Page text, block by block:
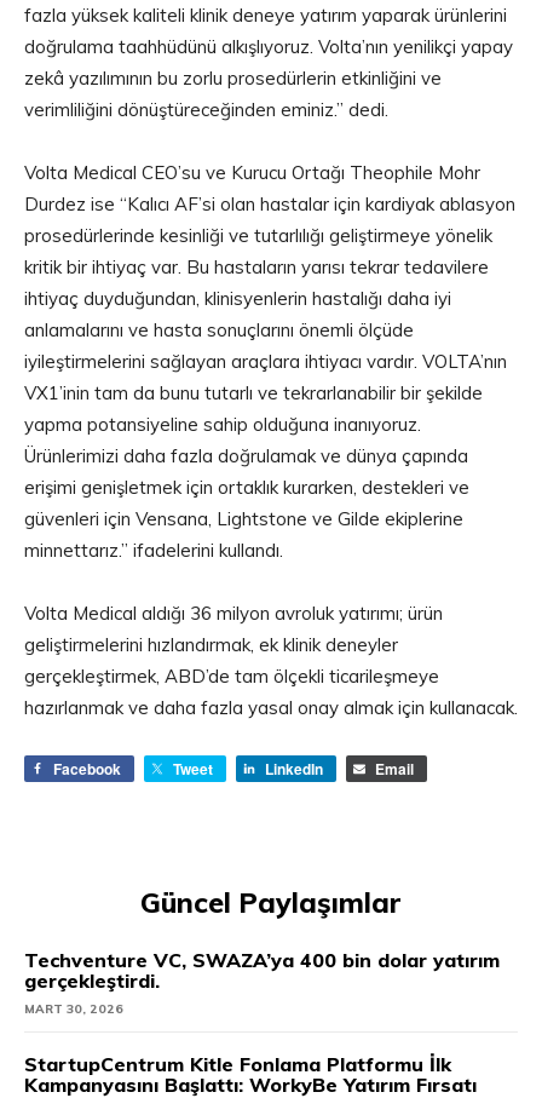
fazla yüksek kaliteli klinik deneye yatırım yaparak ürünlerini
doğrulama taahhüdünü alkışlıyoruz. Volta’nın yenilikçi yapay
zekâ yazılımının bu zorlu prosedürlerin etkinliğini ve
verimliliğini dönüştüreceğinden eminiz.” dedi.
Volta Medical CEO’su ve Kurucu Ortağı Theophile Mohr
Durdez ise “Kalıcı AF’si olan hastalar için kardiyak ablasyon
prosedürlerinde kesinliği ve tutarlılığı geliştirmeye yönelik
kritik bir ihtiyaç var. Bu hastaların yarısı tekrar tedavilere
ihtiyaç duyduğundan, klinisyenlerin hastalığı daha iyi
anlamalarını ve hasta sonuçlarını önemli ölçüde
iyileştirmelerini sağlayan araçlara ihtiyacı vardır. VOLTA’nın
VX1’inin tam da bunu tutarlı ve tekrarlanabilir bir şekilde
yapma potansiyeline sahip olduğuna inanıyoruz.
Ürünlerimizi daha fazla doğrulamak ve dünya çapında
erişimi genişletmek için ortaklık kurarken, destekleri ve
güvenleri için Vensana, Lightstone ve Gilde ekiplerine
minnettarız.” ifadelerini kullandı.
Volta Medical aldığı 36 milyon avroluk yatırımı; ürün
geliştirmelerini hızlandırmak, ek klinik deneyler
gerçekleştirmek, ABD’de tam ölçekli ticarileşmeye
hazırlanmak ve daha fazla yasal onay almak için kullanacak.
Facebook Tweet LinkedIn Email
Güncel Paylaşımlar
Techventure VC, SWAZA’ya 400 bin dolar yatırım
gerçekleştirdi.
MART 30, 2026
StartupCentrum Kitle Fonlama Platformu İlk
Kampanyasını Başlattı: WorkyBe Yatırım Fırsatı